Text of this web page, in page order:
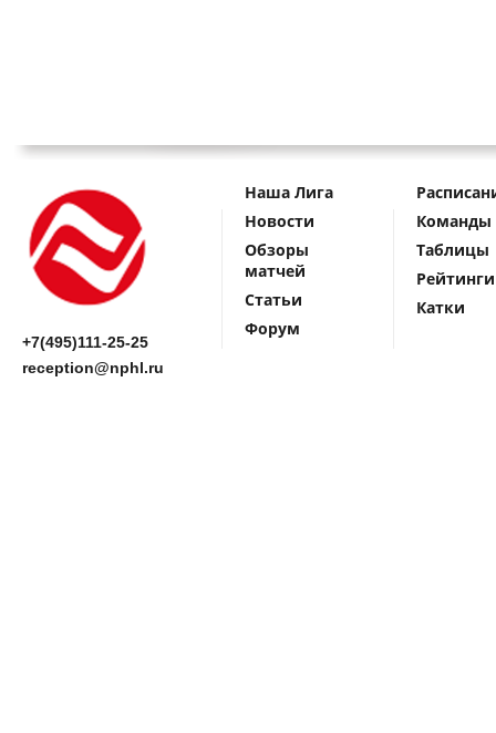
+7(495)111-25-25
reception@nphl.ru
Наша Лига
Новости
Обзоры
матчей
Статьи
Форум
Команды
Таблицы
Рейтинги
Катки